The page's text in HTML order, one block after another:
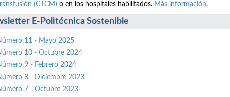
(CTCM) o en los hospitales habilitados. Más información.
E-Politécnica Sostenible
11 - Mayo 2025
10 - Octubre 2024
9 - Febrero 2024
8 - Diciembre 2023
7 - Octubre 2023